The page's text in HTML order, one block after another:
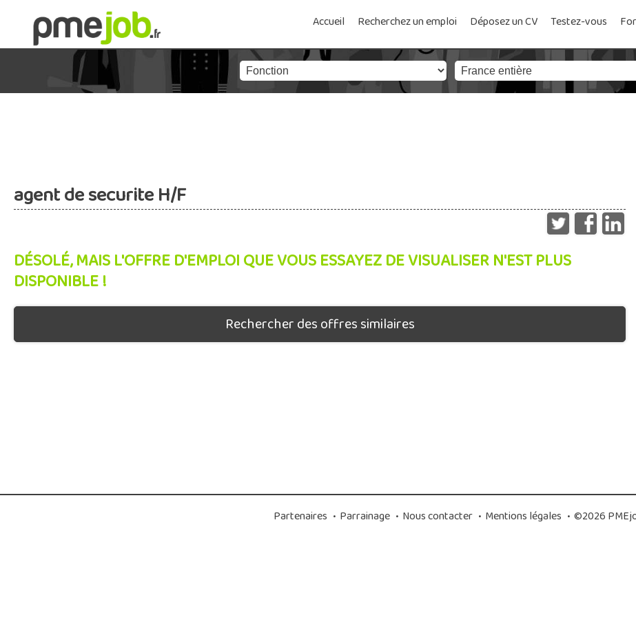
Accueil Recherchez un emploi Déposez un CV Testez-vous
agent de securite H/F
DÉSOLÉ, MAIS L'OFFRE D'EMPLOI QUE VOUS ESSAYEZ DE VISUALISER N'EST PLUS
DISPONIBLE !
Rechercher des offres similaires
Partenaires • Parrainage • Nous contacter • Mentions légales • ©2026